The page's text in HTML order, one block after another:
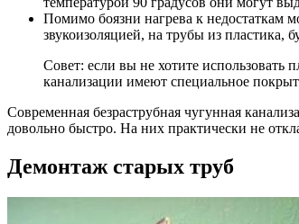
Помимо боязни нагрева к недостаткам
звукоизоляцией, на трубы из пластика,
Совет: если вы не хотите использовать
канализации имеют специальное
Современная безраструбная чугунная
довольно быстро. На них практически не
Демонтаж старых труб